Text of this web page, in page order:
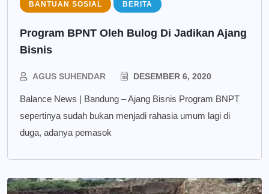
BANTUAN SOSIAL BERITA
Program BPNT Oleh Bulog Di Jadikan Ajang
Bisnis
AGUS SUHENDAR DESEMBER 6, 2020
Balance News | Bandung – Ajang Bisnis Program BNPT
sepertinya sudah bukan menjadi rahasia umum lagi di
duga, adanya pemasok